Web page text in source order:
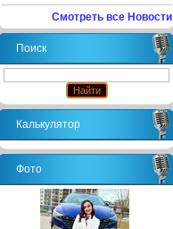
Смотреть все Новости
Поиск
Калькулятор
Фото